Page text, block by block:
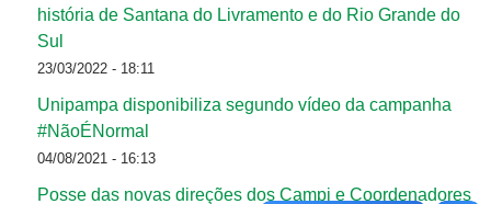
história de Santana do Livramento e do Rio Grande do
Sul
23/03/2022 - 18:11
Unipampa disponibiliza segundo vídeo da campanha
#NãoÉNormal
04/08/2021 - 16:13
Posse das novas direções dos Campi e Coordenadores